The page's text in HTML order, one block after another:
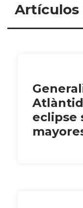
Artículos
eclipse